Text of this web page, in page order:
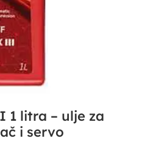
1 litra – ulje za
i servo